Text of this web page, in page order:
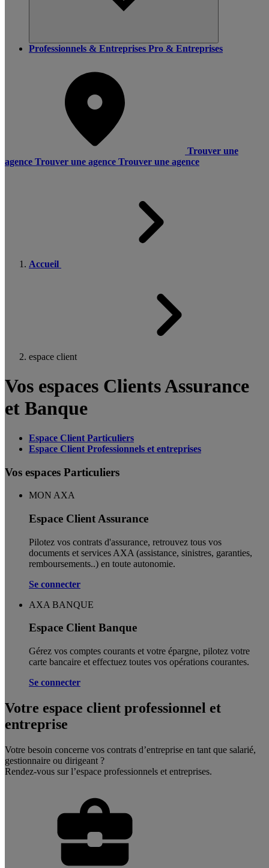
Professionnels & Entreprises Pro & Entreprises
Trouver une
agence Trouver une agence Trouver une agence
Accueil
espace client
Vos espaces Clients Assurance
et Banque
Espace Client Particuliers
Espace Client Professionnels et entreprises
Vos espaces Particuliers
MON AXA
Espace Client Assurance
Pilotez vos contrats d'assurance, retrouvez tous vos
documents et services AXA (assistance, sinistres, garanties,
remboursements..) en toute autonomie. ​
Se connecter
AXA BANQUE
Espace Client Banque
Gérez vos comptes courants et votre épargne, pilotez votre
carte bancaire et effectuez toutes vos opérations courantes.
Se connecter
Votre espace client professionnel et
entreprise
Votre besoin concerne vos contrats d’entreprise en tant que salarié,
gestionnaire ou dirigeant ?
Rendez-vous sur l’espace professionnels et entreprises.